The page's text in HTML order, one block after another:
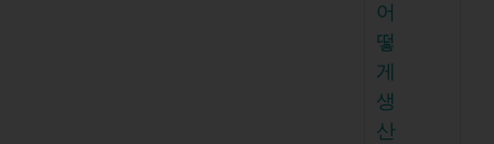
어
떻
게
생
산